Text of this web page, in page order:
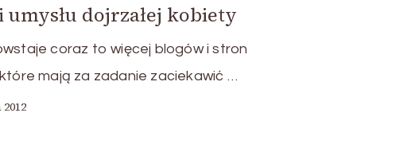
umysłu dojrzałej kobiety
coraz to więcej blogów i stron
mają za zadanie zaciekawić …